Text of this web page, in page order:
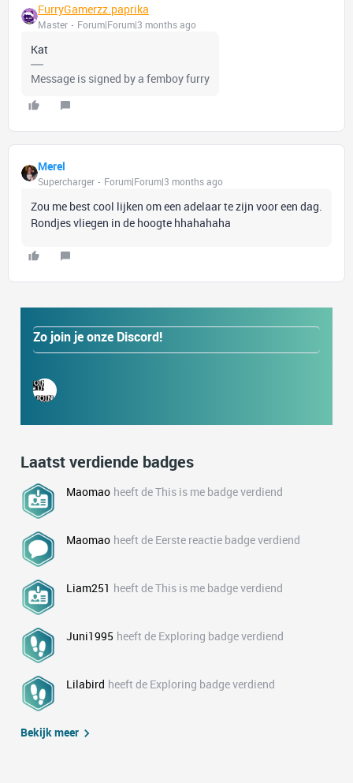
FurryGamerzz.paprika
Master Forum|Forum|3 months ago
Kat
Message is signed by a femboy furry
Merel
Supercharger Forum|Forum|3 months ago
Zou me best cool lijken om een adelaar te zijn voor een dag.
Rondjes vliegen in de hoogte hhahahaha
Zo join je onze Discord!
Laatst verdiende badges
Maomao heeft de This is me badge verdiend
Maomao heeft de Eerste reactie badge verdiend
Liam251 heeft de This is me badge verdiend
Juni1995 heeft de Exploring badge verdiend
Lilabird heeft de Exploring badge verdiend
Bekijk meer